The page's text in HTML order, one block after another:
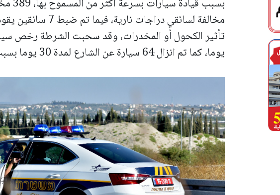
مخالفة لسائقي دراجات
يوما، كما تم انزال 64 سيارة عن الشارع لمدة 30 يوما بسبب مخالفات خطيرة.